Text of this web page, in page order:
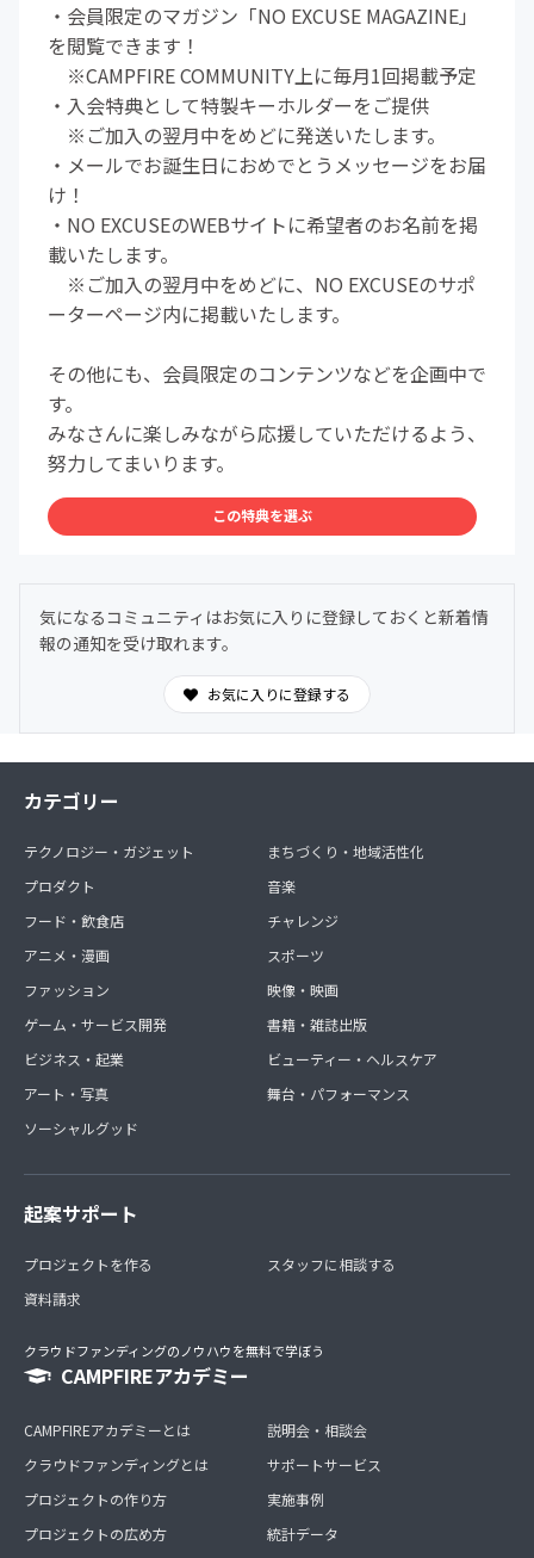
・会員限定のマガジン「NO EXCUSE MAGAZINE」
を閲覧できます！
※CAMPFIRE COMMUNITY上に毎月1回掲載予定
・入会特典として特製キーホルダーをご提供
※ご加入の翌月中をめどに発送いたします。
・メールでお誕生日におめでとうメッセージをお届
け！
・NO EXCUSEのWEBサイトに希望者のお名前を掲
載いたします。
※ご加入の翌月中をめどに、NO EXCUSEのサポ
ーターページ内に掲載いたします。
その他にも、会員限定のコンテンツなどを企画中で
す。
みなさんに楽しみながら応援していただけるよう、
努力してまいります。
この特典を選ぶ
気になるコミュニティはお気に入りに登録しておくと新着情
報の通知を受け取れます。
お気に入りに登録する
カテゴリー
テクノロジー・ガジェット
プロダクト
フード・飲食店
アニメ・漫画
ファッション
ゲーム・サービス開発
ビジネス・起業
アート・写真
ソーシャルグッド
まちづくり・地域活性化
音楽
チャレンジ
スポーツ
映像・映画
書籍・雑誌出版
ビューティー・ヘルスケア
舞台・パフォーマンス
起案サポート
プロジェクトを作る
資料請求
スタッフに相談する
クラウドファンディングのノウハウを無料で学ぼう
CAMPFIREアカデミー
CAMPFIREアカデミーとは
クラウドファンディングとは
プロジェクトの作り方
プロジェクトの広め方
説明会・相談会
サポートサービス
実施事例
統計データ